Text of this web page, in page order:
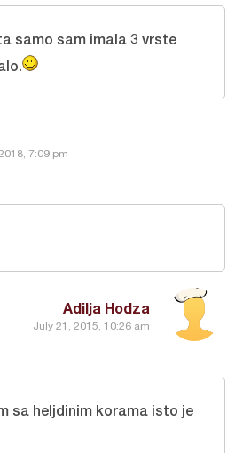
7:09 pm
samo sam imala 3 vrste
Adilja Hodza
July 21, 2015, 10:26 am
sa heljdinim korama isto je